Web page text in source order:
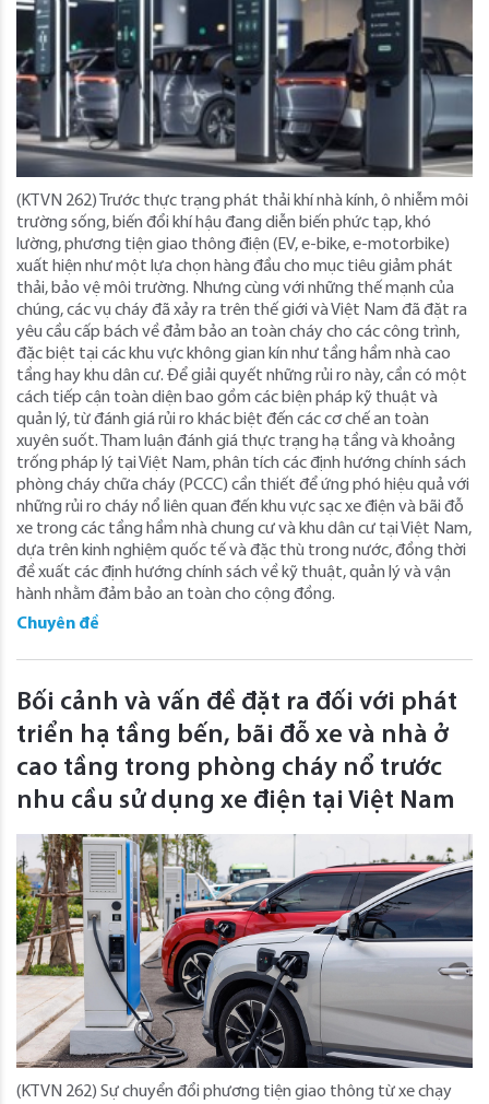
(KTVN 262) Trước thực trạng phát thải khí nhà kính, ô nhiễm môi
trường sống, biến đổi khí hậu đang diễn biến phức tạp, khó
lường, phương tiện giao thông điện (EV, e-bike, e-motorbike)
xuất hiện như một lựa chọn hàng đầu cho mục tiêu giảm phát
thải, bảo vệ môi trường. Nhưng cùng với những thế mạnh của
chúng, các vụ cháy đã xảy ra trên thế giới và Việt Nam đã đặt ra
yêu cầu cấp bách về đảm bảo an toàn cháy cho các công trình,
đặc biệt tại các khu vực không gian kín như tầng hầm nhà cao
tầng hay khu dân cư. Để giải quyết những rủi ro này, cần có một
cách tiếp cận toàn diện bao gồm các biện pháp kỹ thuật và
quản lý, từ đánh giá rủi ro khác biệt đến các cơ chế an toàn
xuyên suốt. Tham luận đánh giá thực trạng hạ tầng và khoảng
trống pháp lý tại Việt Nam, phân tích các định hướng chính sách
phòng cháy chữa cháy (PCCC) cần thiết để ứng phó hiệu quả với
những rủi ro cháy nổ liên quan đến khu vực sạc xe điện và bãi đỗ
xe trong các tầng hầm nhà chung cư và khu dân cư tại Việt Nam,
dựa trên kinh nghiệm quốc tế và đặc thù trong nước, đồng thời
đề xuất các định hướng chính sách về kỹ thuật, quản lý và vận
hành nhằm đảm bảo an toàn cho cộng đồng.
Chuyên đề
Bối cảnh và vấn đề đặt ra đối với phát
triển hạ tầng bến, bãi đỗ xe và nhà ở
cao tầng trong phòng cháy nổ trước
nhu cầu sử dụng xe điện tại Việt Nam
(KTVN 262) Sự chuyển đổi phương tiện giao thông từ xe chạy